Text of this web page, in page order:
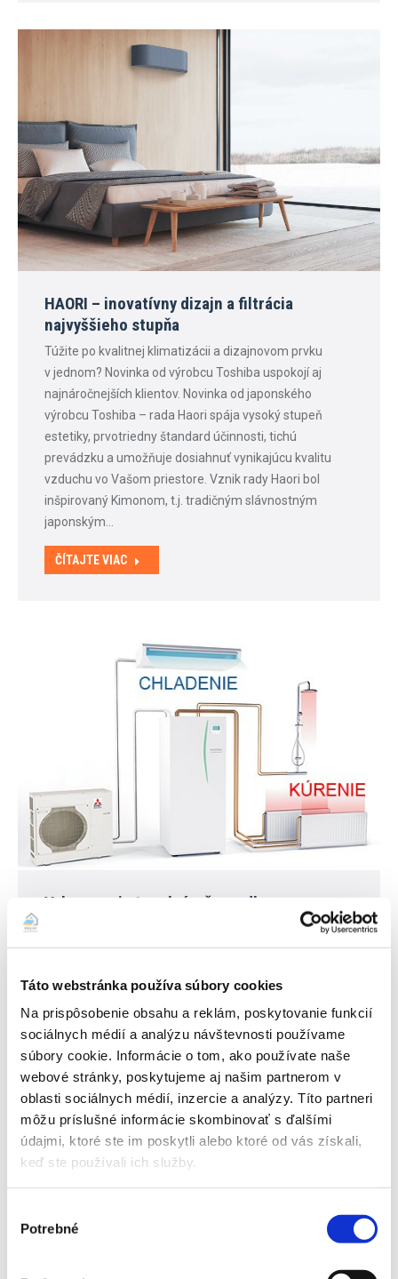
Táto webstránka používa súbory cookies
Na prispôsobenie obsahu a reklám, poskytovanie funkcií
sociálnych médií a analýzu návštevnosti používame
súbory cookie. Informácie o tom, ako používate naše
webové stránky, poskytujeme aj našim partnerom v
oblasti sociálnych médií, inzercie a analýzy. Títo partneri
môžu príslušné informácie skombinovať s ďalšími
údajmi, ktoré ste im poskytli alebo ktoré od vás získali,
keď ste používali ich služby.
súhlasu
Potrebné
HAORI – inovatívny dizajn a filtrácia
najvyššieho stupňa
Túžite po kvalitnej klimatizácii a dizajnovom prvku
v jednom? Novinka od výrobcu Toshiba uspokojí aj
najnáročnejších klientov. Novinka od japonského
výrobcu Toshiba – rada Haori spája vysoký stupeň
estetiky, prvotriedny štandard účinnosti, tichú
prevádzku a umožňuje dosiahnuť vynikajúcu kvalitu
vzduchu vo Vašom priestore. Vznik rady Haori bol
inšpirovaný Kimonom, t.j. tradičným slávnostným
japonským…
ČÍTAJTE VIAC
Vykurovanie tepelným čerpadlom
Vzduch je jedným z netradičných energetických
zdrojov, ktorý vieme pomocou tepelných čerpadiel
zariadenia dokážu zvýšiť teplotnú úroveň vzduchu
nízkoteplotných energetických zdrojov, na vyššiu
teplotu. Tepelné čerpadlo je zariadenie, ktoré využíva
nízkoteplotnú energiu, ktorej je okolo nás
neobmedzené množstvo. Teplo odoberá zo vzduchu
(odvádza ho z…
ČÍTAJTE VIAC